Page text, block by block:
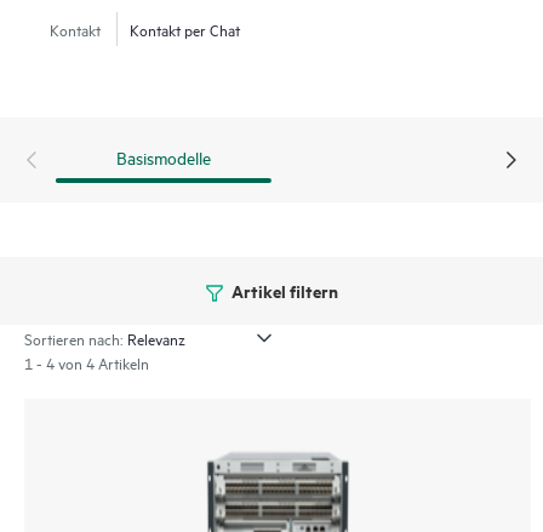
Großunternehmen zugeschnittene Rechenzentren mit
Private- und Hybrid-Cloud-Implementierungen sowie
wird in Gehäusen mit 8 und 4 Steckplätzen angeboten.
Kontakt Kontakt per Chat
Basismodelle
Artikel filtern
Sortieren nach:
1 - 4 von 4 Artikeln